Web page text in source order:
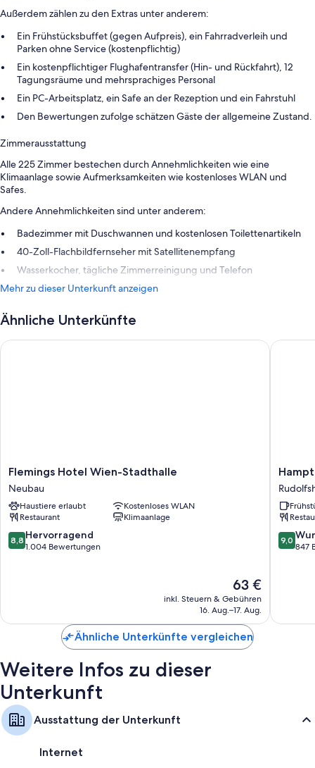
Außerdem zählen zu den Extras unter anderem:
Ein Frühstücksbuffet (gegen Aufpreis), ein Fahrradverleih und
Parken ohne Service (kostenpflichtig)
Ein kostenpflichtiger Flughafentransfer (Hin- und Rückfahrt), 12
Tagungsräume und mehrsprachiges Personal
Ein PC-Arbeitsplatz, ein Safe an der Rezeption und ein Fahrstuhl
Den Bewertungen zufolge schätzen Gäste der allgemeine Zustand.
Zimmerausstattung
Alle 225 Zimmer bestechen durch Annehmlichkeiten wie eine
Klimaanlage sowie Aufmerksamkeiten wie kostenloses WLAN und
Safes.
Andere Annehmlichkeiten sind unter anderem:
Badezimmer mit Duschwannen und kostenlosen Toilettenartikeln
40-Zoll-Flachbildfernseher mit Satellitenempfang
Wasserkocher, tägliche Zimmerreinigung und Telefon
Mehr zu dieser Unterkunft anzeigen
Ähnliche Unterkünfte
Flemings
Hotel
Wien-
Stadthalle
Neubau
Flemings Hotel Wien-Stadthalle
Neubau
Haustiere erlaubt
Kostenloses WLAN
Restaurant
Klimaanlage
8.8
von
8,8 Hervorragend
1.004 Bewertungen
Der
Preis
beträgt
63 €
inkl. Steuern & Gebühren
16. Aug.–17. Aug.
Flemings Hotel Wien-Stadthalle
By
Hilton
Vienna
City
West
9.0
von
9,0
847
Ähnliche Unterkünfte vergleichen
Weitere Infos zu dieser
Unterkunft
Ausstattung der Unterkunft
Internet